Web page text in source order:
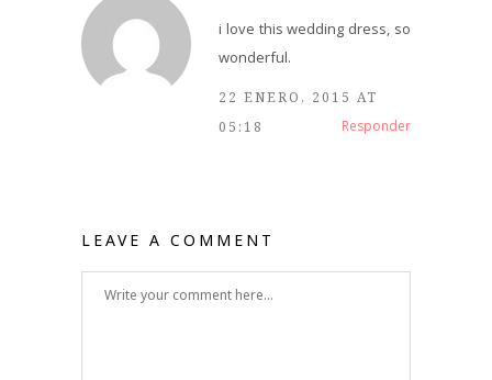
i love this wedding dress, so
wonderful.
22 ENERO, 2015 AT
05:18
Responder
LEAVE A COMMENT